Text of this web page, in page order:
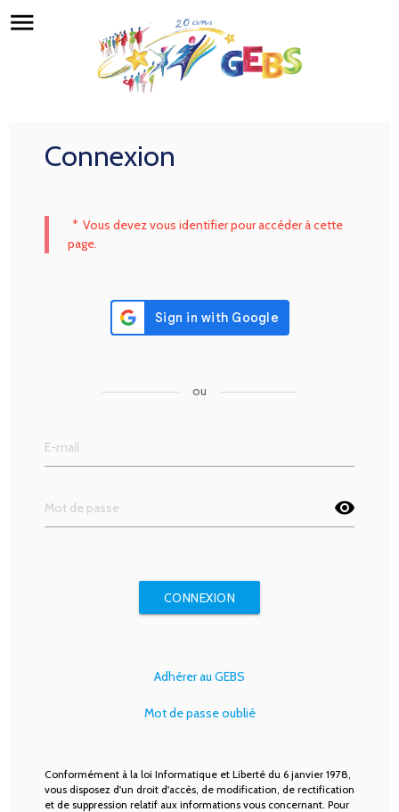
menu
Connexion
* Vous devez vous identifier pour accéder à cette
page.
ou
visibility
CONNEXION
Adhérer au GEBS
Mot de passe oublié
Conformément à la loi Informatique et Liberté du 6 janvier 1978,
vous disposez d'un droit d'accès, de modification, de rectification
et de suppression relatif aux informations vous concernant. Pour